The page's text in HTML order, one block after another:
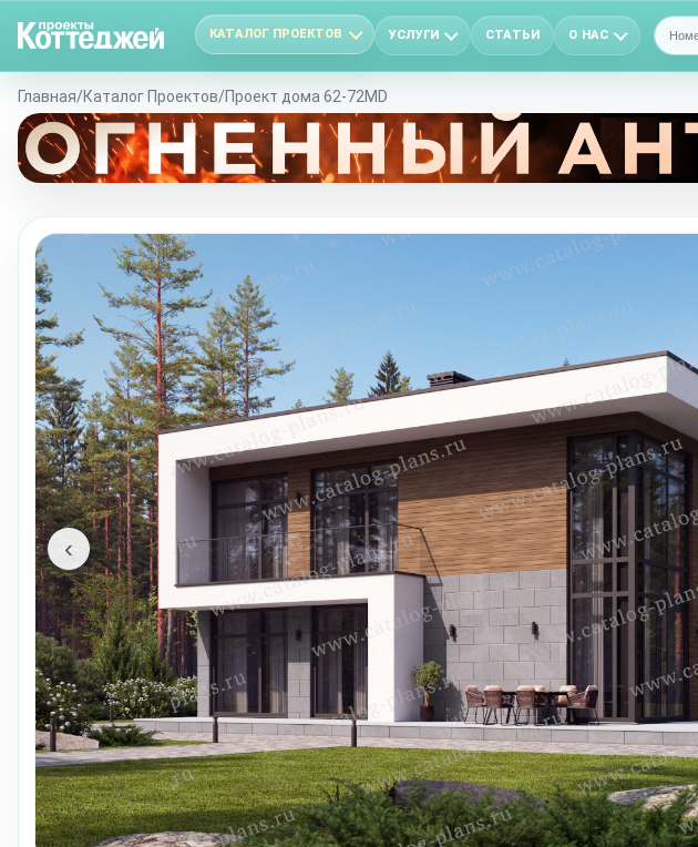
КАТАЛОГ ПРОЕКТОВ УСЛУГИ СТАТЬИ О НАС
Главная/Каталог Проектов/Проект дома 62-72MD
‹